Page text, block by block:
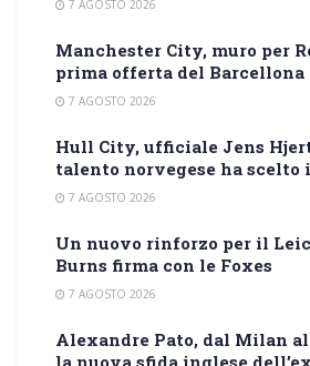
7 AGOSTO 2026
Manchester City, muro per
prima offerta del Barcellona
7 AGOSTO 2026
Hull City, ufficiale Jens
talento norvegese ha scelto
7 AGOSTO 2026
Un nuovo rinforzo per il
Burns firma con le Foxes
7 AGOSTO 2026
Alexandre Pato, dal Milan